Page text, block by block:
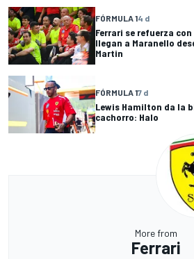
FÓRMULA 14 d
Ferrari se refuerza
llegan a Maranello
Martin
FÓRMULA 17 d
Lewis Hamilton da la
cachorro: Halo
More from
Ferrari